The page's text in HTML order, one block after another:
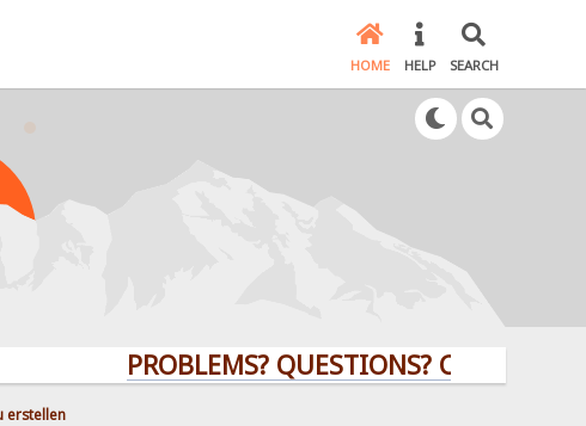
HOME HELP SEARCH
PROBLEMS? QUESTIONS? CLICK HERE!
erstellen